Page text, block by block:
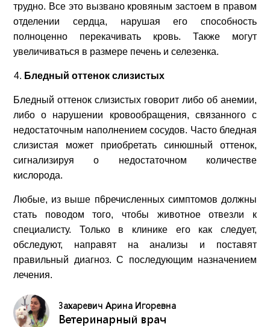
ВЫЗОВ ВРАЧА НА ДОМ
ЛЕЧЕБНЫЕ КОРМА
КОНТАКТЫ
трудно. Все это вызвано кровяным застоем в правом
отделении сердца, нарушая его способность
полноценно перекачивать кровь. Также могут
увеличиваться в размере печень и селезенка.
Бледный оттенок слизистых
Бледный оттенок слизистых говорит либо об анемии,
либо о нарушении кровообращения, связанного с
недостаточным наполнением сосудов. Часто бледная
слизистая может приобретать синюшный оттенок,
сигнализируя о недостаточном количестве
кислорода.
Любые, из выше п6речисленных симптомов должны
стать поводом того, чтобы животное отвезли к
специалисту. Только в клинике его как следует,
обследуют, направят на анализы и поставят
правильный диагноз. С последующим назначением
лечения.
Захаревич Арина Игоревна
Ветеринарный врач